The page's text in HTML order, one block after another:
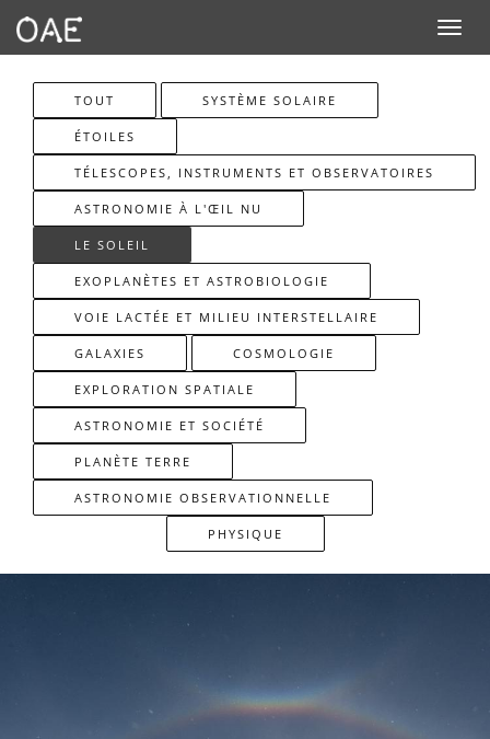
Toggle
TOUT SYSTÈME SOLAIRE
ÉTOILES
TÉLESCOPES, INSTRUMENTS ET OBSERVATOIRES
ASTRONOMIE À L'ŒIL NU
LE SOLEIL
EXOPLANÈTES ET ASTROBIOLOGIE
VOIE LACTÉE ET MILIEU INTERSTELLAIRE
GALAXIES COSMOLOGIE
EXPLORATION SPATIALE
ASTRONOMIE ET SOCIÉTÉ
PLANÈTE TERRE
ASTRONOMIE OBSERVATIONNELLE
PHYSIQUE